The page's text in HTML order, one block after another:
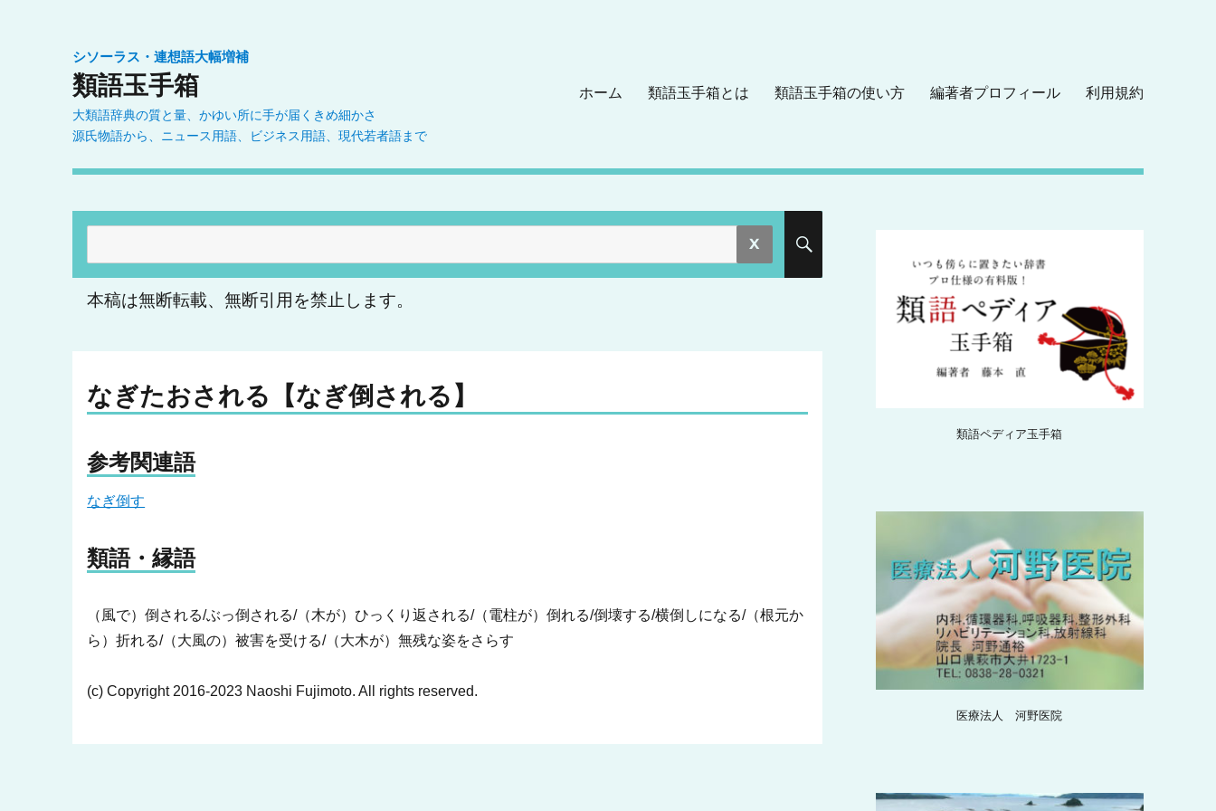
シソーラス・連想語大幅増補
類語玉手箱
大類語辞典の質と量、かゆい所に手が届くきめ細かさ
源氏物語から、ニュース用語、ビジネス用語、現代若者語まで
ホーム 類語玉手箱とは 類語玉手箱の使い方 編著者プロフィール 利用規約
索:
本稿は無断転載、無断引用を禁止します。
なぎたおされる【なぎ倒される】
参考関連語
なぎ倒す
類語・縁語
（風で）倒される/ぶっ倒される/（木が）ひっくり返される/（電柱が）倒れる/倒壊する/横倒しになる/（根元か
ら）折れる/（大風の）被害を受ける/（大木が）無残な姿をさらす
(c) Copyright 2016-2023 Naoshi Fujimoto. All rights reserved.
類語ペディア玉手箱
医療法人 河野医院